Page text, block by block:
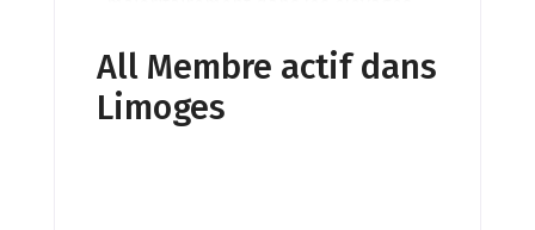
de le pratiquer, grâce au ressenti du
géobiologue. La géobiologie
consiste à la mise au meilleur
All Membre actif dans
Limoges